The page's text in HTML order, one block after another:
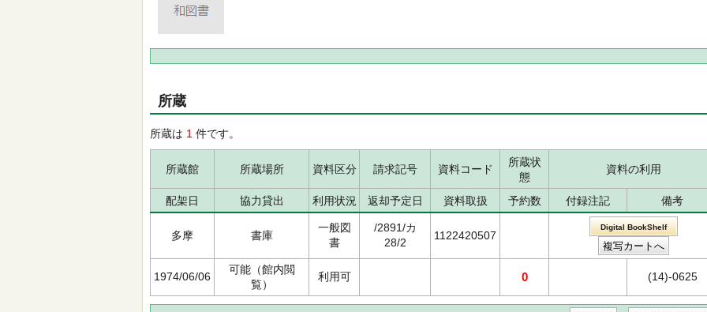
所蔵
所蔵は 1 件です。
所蔵館 所蔵場所 資料区分 請求記号 資料コード
所蔵状
態
資料の利用
配架日 協力貸出 利用状況 返却予定日 資料取扱 予約数 付録注記 備考
多摩 書庫
一般図
書
/2891/カ
28/2
1122420507
Digital BookShelf
1974/06/06
可能（館内閲
覧）
利用可 0 (14)-0625